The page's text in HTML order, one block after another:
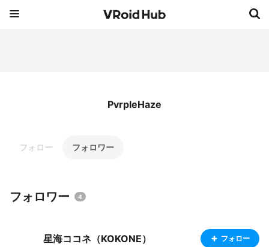
PvrpleHaze
フォロー フォロワー
フォロワー 4
星海ココネ（KOKONE） フォロー